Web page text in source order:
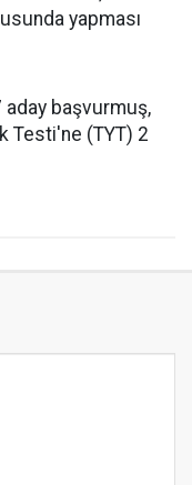
yapması
aday başvurmuş,
Testi'ne (TYT) 2